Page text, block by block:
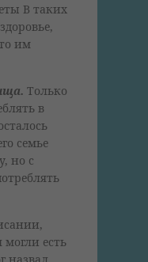
В таких
им
Только
в
семье
но с
могли есть